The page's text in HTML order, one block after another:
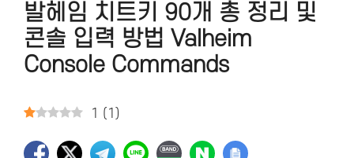
발헤임 치트키 90개 총 정리 및
콘솔 입력 방법 Valheim
Console Commands
1 ( 1 )